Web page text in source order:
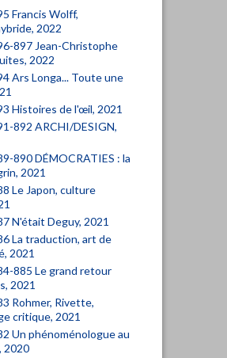
Francis Wolff,
2022
897 Jean-Christophe
2022
Ars Longa... Toute une
Histoires de l'œil, 2021
892 ARCHI/DESIGN,
890 DÉMOCRATIES : la
2021
Le Japon, culture
N'était Deguy, 2021
La traduction, art de
2021
885 Le grand retour
2021
Rohmer, Rivette,
critique, 2021
Un phénoménologue au
2020